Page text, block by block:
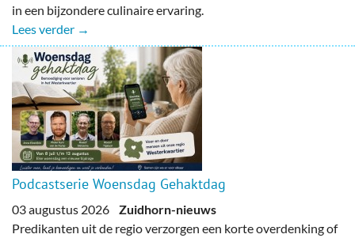
in een bijzondere culinaire ervaring.
Lees verder →
Podcastserie Woensdag Gehaktdag
03 augustus 2026 Zuidhorn-nieuws
Predikanten uit de regio verzorgen een korte overdenking of